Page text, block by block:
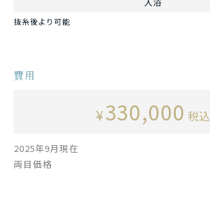
抜糸後より可能
費用
¥330,000 税込
2025年9月現在
両目価格